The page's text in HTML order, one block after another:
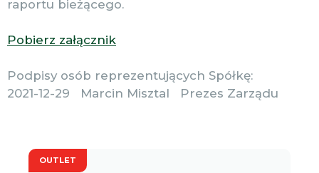
raportu bieżącego.
Pobierz załącznik
Podpisy osób reprezentujących Spółkę:
2021-12-29 Marcin Misztal Prezes Zarządu
OUTLET